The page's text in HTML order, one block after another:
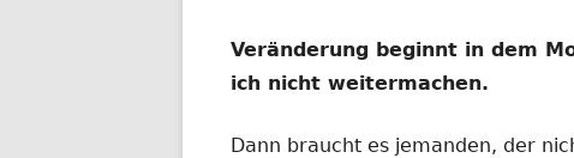
Veränderung beginnt in dem
ich nicht weitermachen.
Dann braucht es jemanden, der